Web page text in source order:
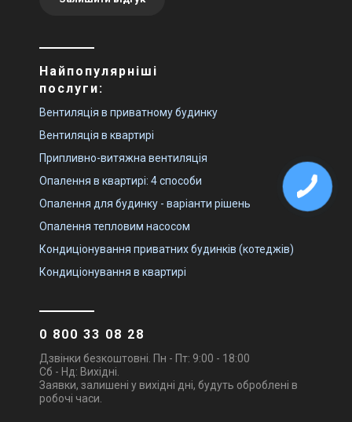
Найпопулярніші
послуги:
Вентиляція в приватному будинку
Вентиляція в квартирі
Припливно-витяжна вентиляція
Опалення в квартирі: 4 способи
Опалення для будинку - варіанти рішень
Опалення тепловим насосом
Кондиціонування приватних будинків (котеджів)
Кондиціонування в квартирі
0 800 33 08 28
Дзвінки безкоштовні. Пн - Пт: 9:00 - 18:00
Сб - Нд: Вихідні.
Заявки, залишені у вихідні дні, будуть оброблені в
робочі часи.